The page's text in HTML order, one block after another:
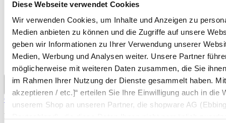
Diese Webseite verwendet Cookies
Wir verwenden Cookies, um Inhalte und Anzeigen zu
Medien anbieten zu können und die Zugriffe auf unsere
geben wir Informationen zu Ihrer Verwendung unserer
Medien, Werbung und Analysen weiter. Unsere Partner
möglicherweise mit weiteren Daten zusammen, die Sie
im Rahmen Ihrer Nutzung der Dienste gesammelt haben.
akzeptieren / etc.]“ erteilen Sie Ihre Einwilligung auch in die
unserem Shop an unseren Partner, die shopware AG
CASA NOVA Seiftuch KENBORG
Verkaufspreis: